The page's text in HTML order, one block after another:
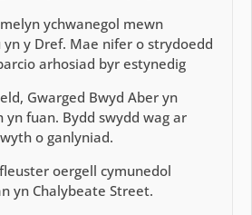
ychwanegol mewn
y Dref. Mae nifer o strydoedd
arhosiad byr estynedig
Gwarged Bwyd Aber yn
fuan. Bydd swydd wag ar
o ganlyniad.
oergell cymunedol
yn Chalybeate Street.